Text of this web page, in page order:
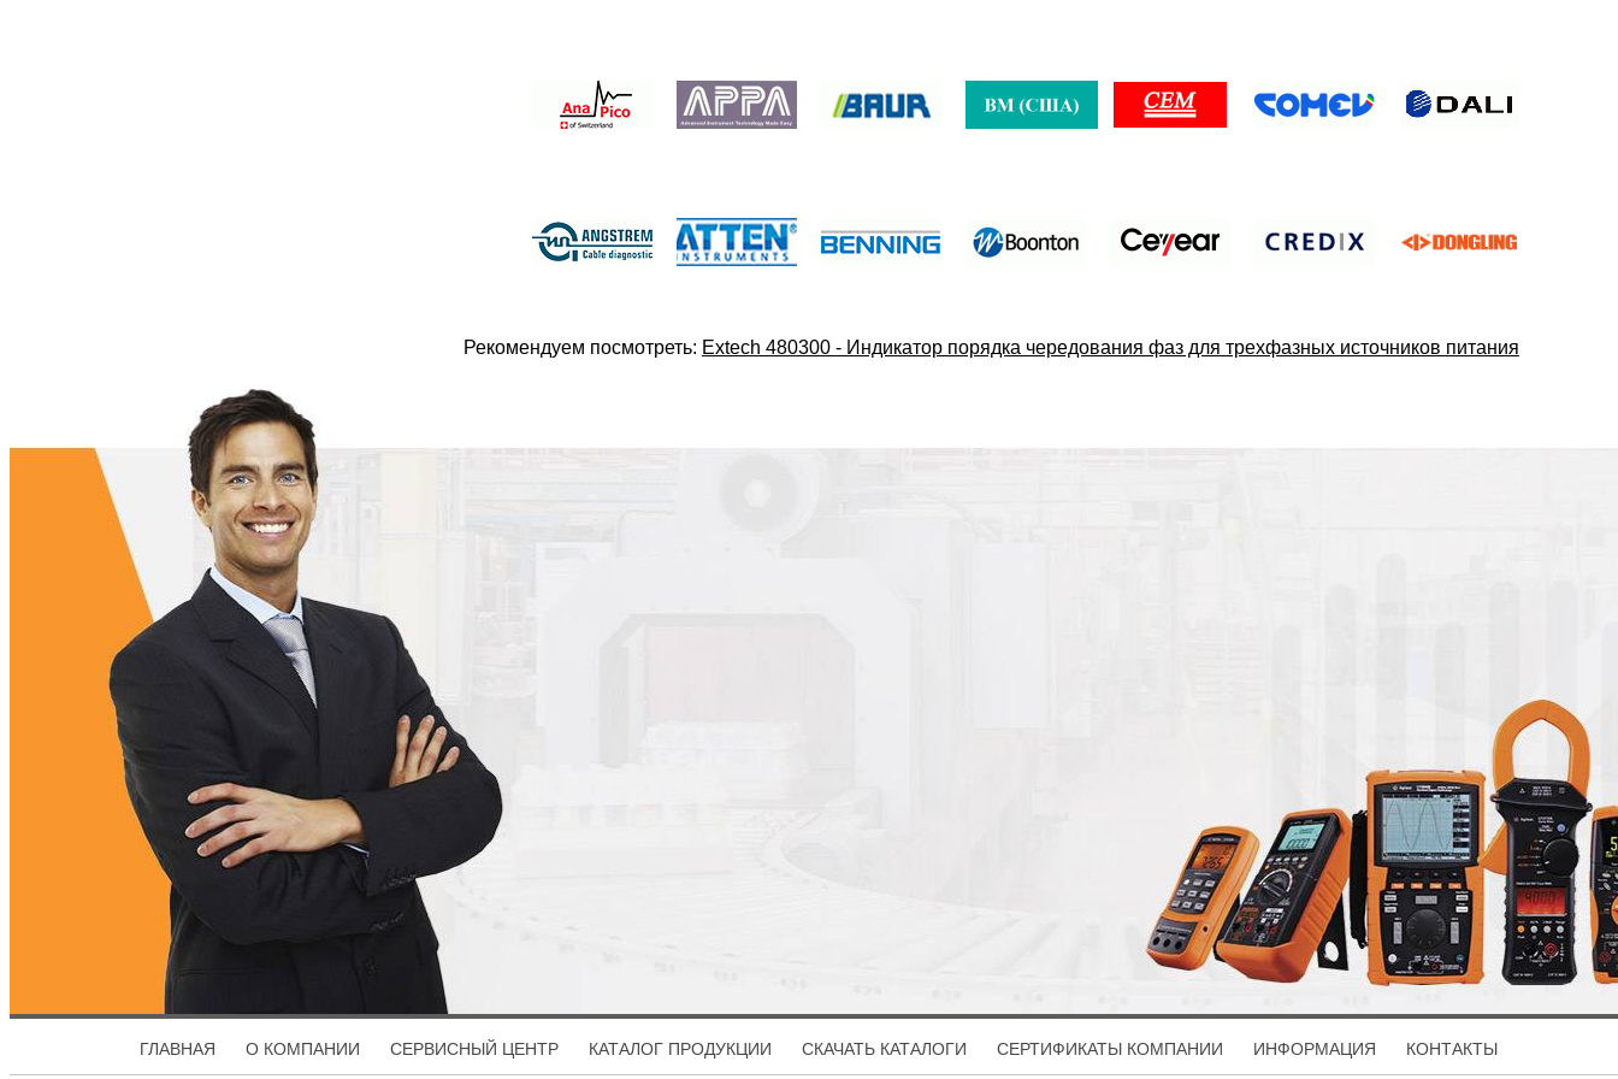
Рекомендуем посмотреть: Extech 480300 - Индикатор порядка чередования фаз для трехфазных источников питания
ГЛАВНАЯ О КОМПАНИИ СЕРВИСНЫЙ ЦЕНТР КАТАЛОГ ПРОДУКЦИИ СКАЧАТЬ КАТАЛОГИ СЕРТИФИКАТЫ КОМПАНИИ ИНФОРМАЦИЯ КОНТАКТЫ